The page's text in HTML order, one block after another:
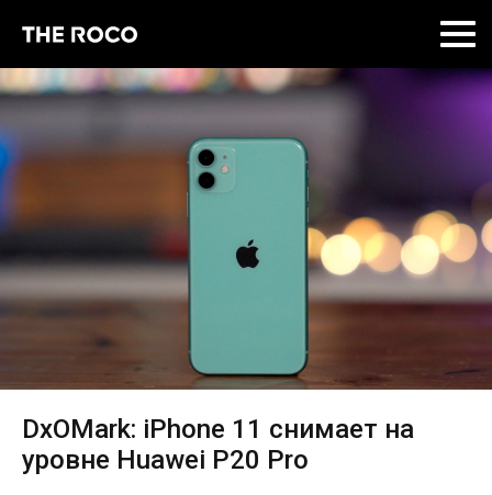
DxOMark: iPhone 11 снимает на
уровне Huawei P20 Pro